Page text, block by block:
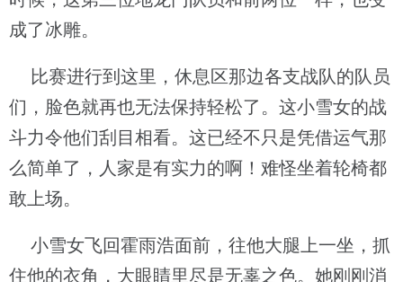
成了冰雕。
比赛进行到这里，休息区那边各支战队的队员
们，脸色就再也无法保持轻松了。这小雪女的战
斗力令他们刮目相看。这已经不只是凭借运气那
么简单了，人家是有实力的啊！难怪坐着轮椅都
敢上场。
小雪女飞回霍雨浩面前，往他大腿上一坐，抓
住他的衣角，大眼睛里尽是无辜之色。她刚刚消